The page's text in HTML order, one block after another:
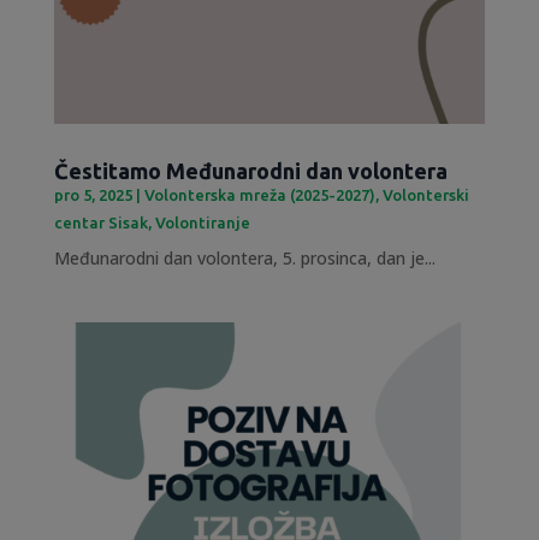
Čestitamo Međunarodni dan volontera
pro 5, 2025| Volonterska mreža (2025-2027), Volonterski
centar Sisak, Volontiranje
Međunarodni dan volontera, 5. prosinca, dan je...